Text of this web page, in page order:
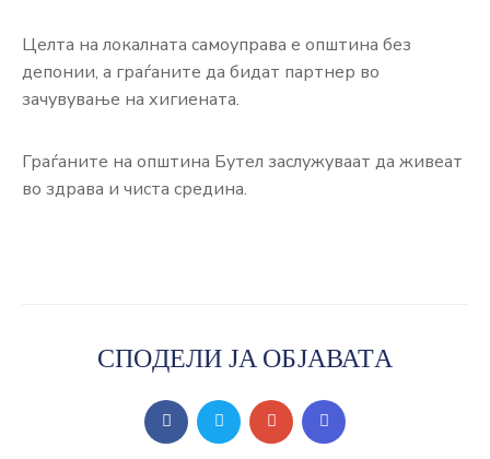
Целта на локалната самоуправа е општина без
депонии, а граѓаните да бидат партнер во
зачувување на хигиената.
Граѓаните на општина Бутел заслужуваат да живеат
во здрава и чиста средина.
СПОДЕЛИ ЈА ОБЈАВАТА